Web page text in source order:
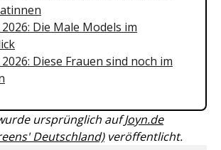
Die Male Models im
Diese Frauen sind noch im
ursprünglich aufJoyn.de
Deutschland)veröffentlicht.